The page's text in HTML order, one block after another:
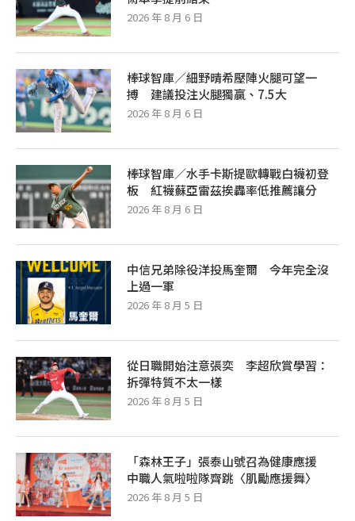
2026 年 8 月 6 日
棒球智庫／細野晴希壓陣火腿可望一
搏 建議投注火腿獨贏、7.5大
2026 年 8 月 6 日
棒球智庫／水手卡斯提歐轉戰白襪初登
板 紅襪蘇亞雷茲挨轟率低推薦讓分
2026 年 8 月 6 日
中信兄弟除役洋投馬奎爾 今年完全沒
上過一軍
2026 年 8 月 5 日
從日職開始注意張奕 李超欣賞學習：
拆彈特質不太一樣
2026 年 8 月 5 日
「森林王子」張泰山號召為健康應援
中職人氣啦啦隊齊跳〈肌勵應援舞〉
2026 年 8 月 5 日